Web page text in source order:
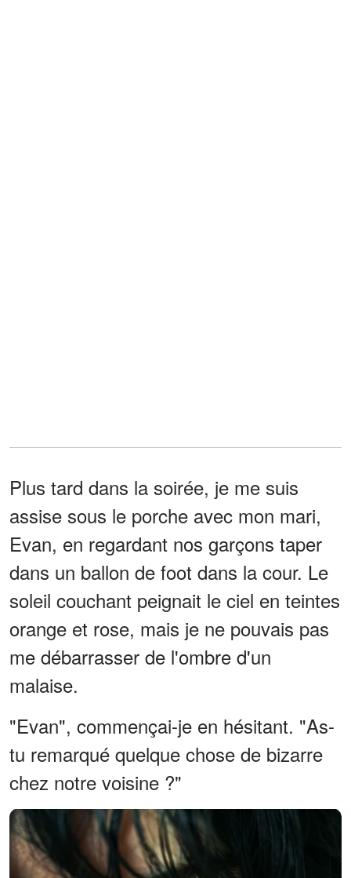
Plus tard dans la soirée, je me suis
assise sous le porche avec mon mari,
Evan, en regardant nos garçons taper
dans un ballon de foot dans la cour. Le
soleil couchant peignait le ciel en teintes
orange et rose, mais je ne pouvais pas
me débarrasser de l'ombre d'un
malaise.
"Evan", commençai-je en hésitant. "As-
tu remarqué quelque chose de bizarre
chez notre voisine ?"